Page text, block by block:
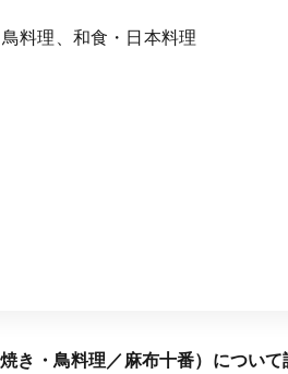
料理、和食・日本料理
き・鳥料理／麻布十番）につい